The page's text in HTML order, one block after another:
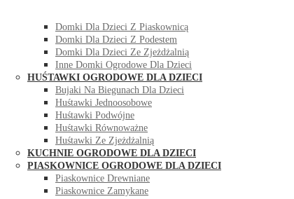
Domki Dla Dzieci Z Piaskownicą
Domki Dla Dzieci Z Podestem
Domki Dla Dzieci Ze Zjeżdżalnią
Inne Domki Ogrodowe Dla Dzieci
HUŚTAWKI OGRODOWE DLA DZIECI
Bujaki Na Biegunach Dla Dzieci
Huśtawki Jednoosobowe
Huśtawki Podwójne
Huśtawki Równoważne
Huśtawki Ze Zjeżdżalnią
KUCHNIE OGRODOWE DLA DZIECI
PIASKOWNICE OGRODOWE DLA DZIECI
Piaskownice Drewniane
Piaskownice Zamykane